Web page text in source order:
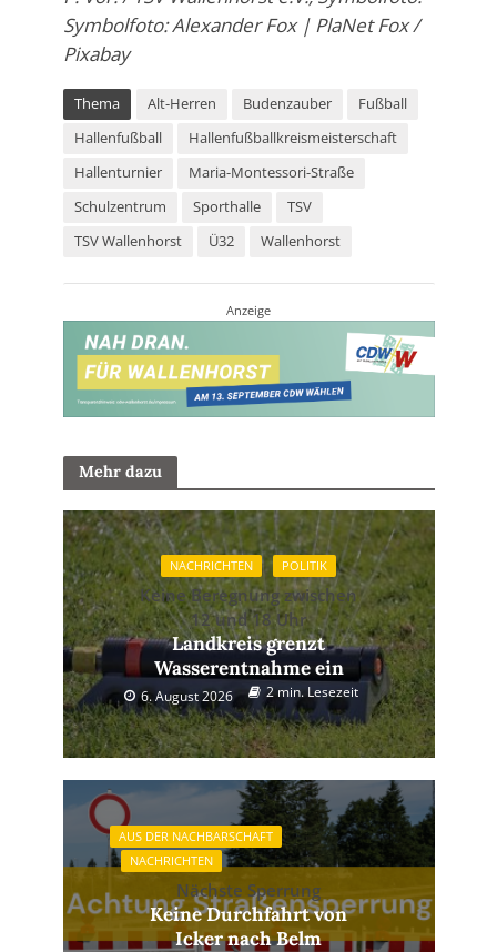
Symbolfoto: Alexander Fox | PlaNet Fox /
Pixabay
Thema Alt-Herren Budenzauber
Fußball
Hallenfußball
Hallenfußballkreismeisterschaft
Hallenturnier
Maria-Montessori-Straße
Schulzentrum
Sporthalle
TSV
TSV Wallenhorst
Ü32 Wallenhorst
Anzeige
Mehr dazu
NACHRICHTEN POLITIK
Keine Beregnung zwischen
12 und 18 Uhr
Landkreis grenzt
Wasserentnahme ein
6. August 2026 2 min. Lesezeit
AUS DER NACHBARSCHAFT
NACHRICHTEN
Nächste Sperrung
Keine Durchfahrt von
Icker nach Belm